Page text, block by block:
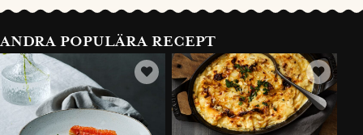
ANDRA POPULÄRA RECEPT